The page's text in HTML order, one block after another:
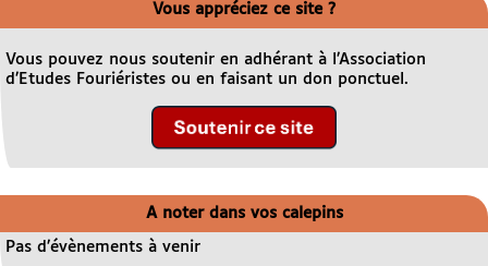
Vous appréciez ce site ?
Vous pouvez nous soutenir en adhérant à l’Association
d’Etudes Fouriéristes ou en faisant un don ponctuel.
A noter dans vos calepins
Pas d’évènements à venir